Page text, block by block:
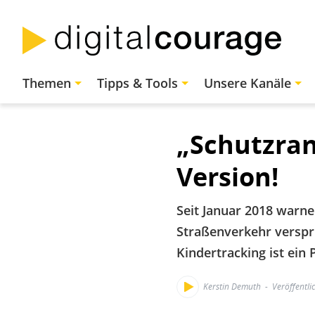
zum
Inhalt
Hauptnavigation
Themen Tipps & Tools Unsere Kanäle
Version!
Seit Januar 2018
Straßenverkehr
Kindertracking ist ein
Kerstin Demuth